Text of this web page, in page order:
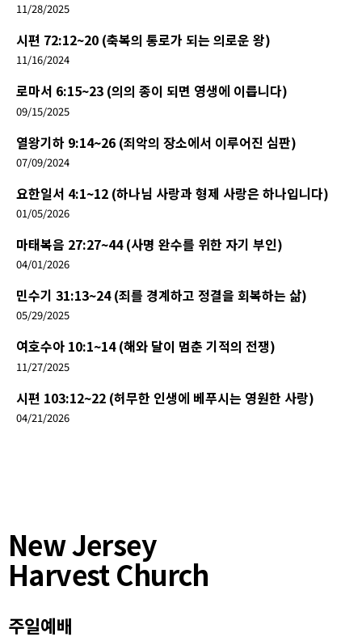
11/28/2025
시편 72:12~20 (축복의 통로가 되는 의로운 왕)
11/16/2024
로마서 6:15~23 (의의 종이 되면 영생에 이릅니다)
09/15/2025
열왕기하 9:14~26 (죄악의 장소에서 이루어진 심판)
07/09/2024
요한일서 4:1~12 (하나님 사랑과 형제 사랑은 하나입니다)
01/05/2026
마태복음 27:27~44 (사명 완수를 위한 자기 부인)
04/01/2026
민수기 31:13~24 (죄를 경계하고 정결을 회복하는 삶)
05/29/2025
여호수아 10:1~14 (해와 달이 멈춘 기적의 전쟁)
11/27/2025
시편 103:12~22 (허무한 인생에 베푸시는 영원한 사랑)
04/21/2026
New Jersey
Harvest Church
주일예배